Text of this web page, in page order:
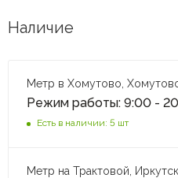
Наличие
Метр в Хомутово,
Режим работы: 9:00 -
Есть в наличии: 5 шт
Метр на Трактовой,